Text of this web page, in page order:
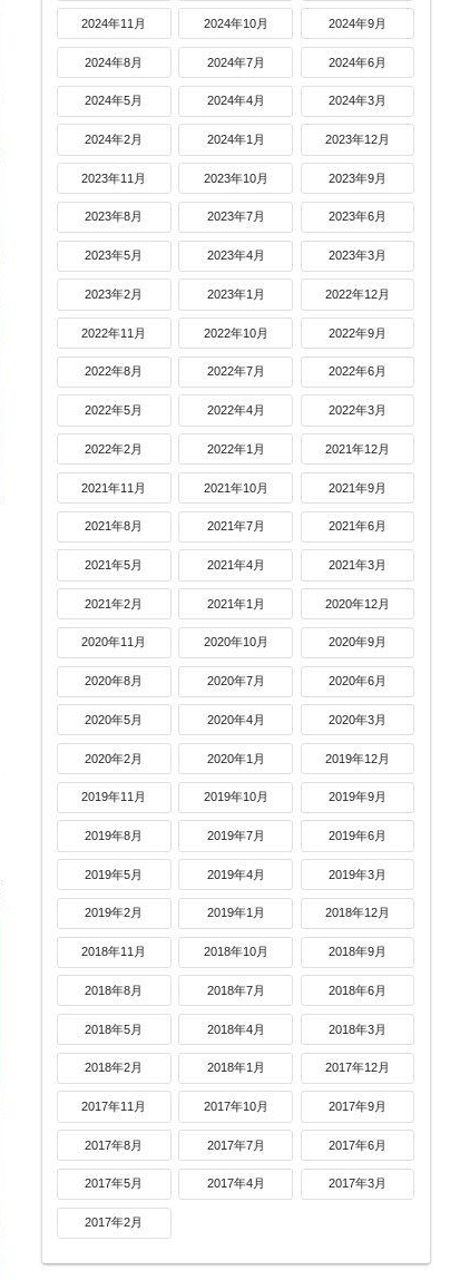
2024年11月 2024年10月 2024年9月
2024年8月 2024年7月 2024年6月
2024年5月 2024年4月 2024年3月
2024年2月 2024年1月 2023年12月
2023年11月 2023年10月 2023年9月
2023年8月 2023年7月 2023年6月
2023年5月 2023年4月 2023年3月
2023年2月 2023年1月 2022年12月
2022年11月 2022年10月 2022年9月
2022年8月 2022年7月 2022年6月
2022年5月 2022年4月 2022年3月
2022年2月 2022年1月 2021年12月
2021年11月 2021年10月 2021年9月
2021年8月 2021年7月 2021年6月
2021年5月 2021年4月 2021年3月
2021年2月 2021年1月 2020年12月
2020年11月 2020年10月 2020年9月
2020年8月 2020年7月 2020年6月
2020年5月 2020年4月 2020年3月
2020年2月 2020年1月 2019年12月
2019年11月 2019年10月 2019年9月
2019年8月 2019年7月 2019年6月
2019年5月 2019年4月 2019年3月
2019年2月 2019年1月 2018年12月
2018年11月 2018年10月 2018年9月
2018年8月 2018年7月 2018年6月
2018年5月 2018年4月 2018年3月
2018年2月 2018年1月 2017年12月
2017年11月 2017年10月 2017年9月
2017年8月 2017年7月 2017年6月
2017年5月 2017年4月 2017年3月
2017年2月